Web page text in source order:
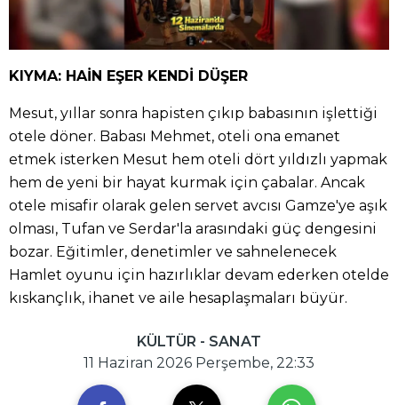
KIYMA: HAİN EŞER KENDİ DÜŞER
Mesut, yıllar sonra hapisten çıkıp babasının işlettiği
otele döner. Babası Mehmet, oteli ona emanet
etmek isterken Mesut hem oteli dört yıldızlı yapmak
hem de yeni bir hayat kurmak için çabalar. Ancak
otele misafir olarak gelen servet avcısı Gamze'ye aşık
olması, Tufan ve Serdar'la arasındaki güç dengesini
bozar. Eğitimler, denetimler ve sahnelenecek
Hamlet oyunu için hazırlıklar devam ederken otelde
kıskançlık, ihanet ve aile hesaplaşmaları büyür.
KÜLTÜR - SANAT
11 Haziran 2026 Perşembe, 22:33